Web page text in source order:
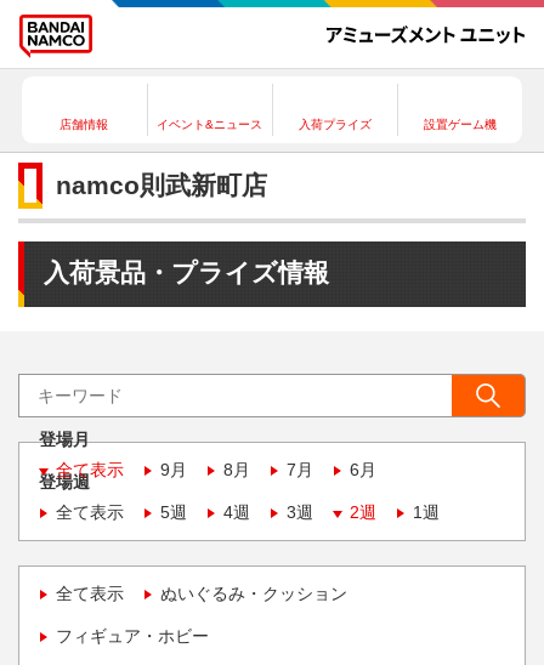
店舗情報 イベント&ニュース 入荷プライズ 設置ゲーム機
namco則武新町店
入荷景品・プライズ情報
登場月
全て表示
9月 8月 7月 6月
登場週
全て表示
5週 4週 3週 2週 1週
全て表示 ぬいぐるみ・クッション
フィギュア・ホビー